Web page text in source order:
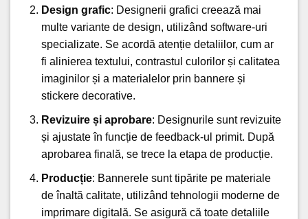
Design grafic: Designerii grafici creează mai
multe variante de design, utilizând software-uri
specializate. Se acordă atenție detaliilor, cum ar
fi alinierea textului, contrastul culorilor și calitatea
imaginilor și a materialelor prin bannere și
stickere decorative.
Revizuire și aprobare: Designurile sunt revizuite
și ajustate în funcție de feedback-ul primit. După
aprobarea finală, se trece la etapa de producție.
Producție: Bannerele sunt tipărite pe materiale
de înaltă calitate, utilizând tehnologii moderne de
imprimare digitală. Se asigură că toate detaliile